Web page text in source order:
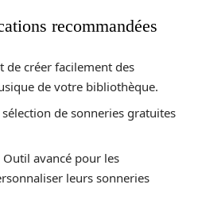
recommandées
de créer facilement des
de votre bibliothèque.
de sonneries gratuites
Outil avancé pour les
leurs sonneries